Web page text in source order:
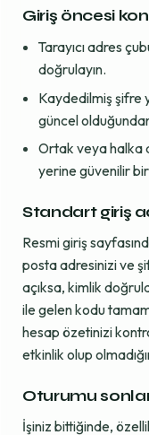
Giriş öncesi
Tarayıcı adres
doğrulayın.
Kaydedilmiş şifre
güncel
Ortak veya halka
yerine güvenilir
Standart giriş
Resmi giriş
posta adresinizi ve
açıksa, kimlik
ile gelen kodu
hesap özetinizi
etkinlik olup
Oturumu
İşiniz bittiğinde,